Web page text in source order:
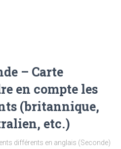
– Carte
en compte les
(britannique,
etc.)
différents en anglais (Seconde)